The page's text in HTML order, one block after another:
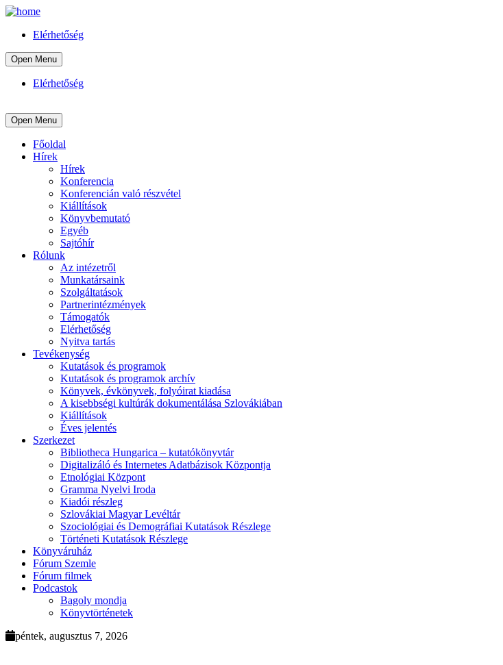
Elérhetőség
Open Menu
Elérhetőség
Open Menu
Főoldal
Hírek
Hírek
Konferencia
Konferencián való részvétel
Kiállítások
Könyvbemutató
Egyéb
Sajtóhír
Rólunk
Az intézetről
Munkatársaink
Szolgáltatások
Partnerintézmények
Támogatók
Elérhetőség
Nyitva tartás
Tevékenység
Kutatások és programok
Kutatások és programok archív
Könyvek, évkönyvek, folyóirat kiadása
A kisebbségi kultúrák dokumentálása Szlovákiában
Kiállítások
Éves jelentés
Szerkezet
Bibliotheca Hungarica – kutatókönyvtár
Digitalizáló és Internetes Adatbázisok Központja
Etnológiai Központ
Gramma Nyelvi Iroda
Kiadói részleg
Szlovákiai Magyar Levéltár
Szociológiai és Demográfiai Kutatások Részlege
Történeti Kutatások Részlege
Könyváruház
Fórum Szemle
Fórum filmek
Podcastok
Bagoly mondja
Könyvtörténetek
péntek, augusztus 7, 2026